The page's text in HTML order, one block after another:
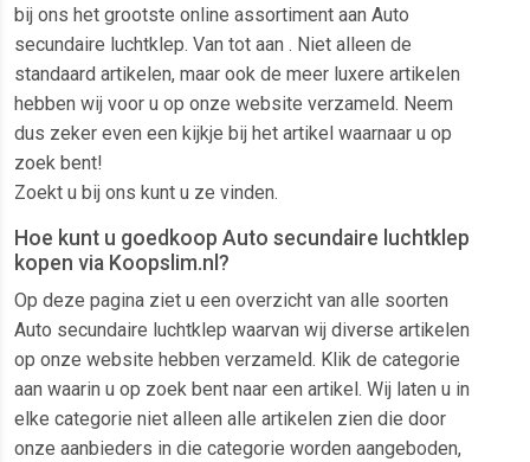
bij ons het grootste online assortiment aan Auto
secundaire luchtklep. Van tot aan . Niet alleen de
standaard artikelen, maar ook de meer luxere artikelen
hebben wij voor u op onze website verzameld. Neem
dus zeker even een kijkje bij het artikel waarnaar u op
zoek bent!
Zoekt u bij ons kunt u ze vinden.
Hoe kunt u goedkoop Auto secundaire luchtklep
kopen via Koopslim.nl?
Op deze pagina ziet u een overzicht van alle soorten
Auto secundaire luchtklep waarvan wij diverse artikelen
op onze website hebben verzameld. Klik de categorie
aan waarin u op zoek bent naar een artikel. Wij laten u in
elke categorie niet alleen alle artikelen zien die door
onze aanbieders in die categorie worden aangeboden,